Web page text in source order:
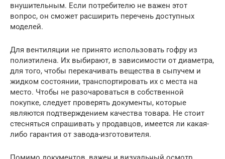
внушительным. Если потребителю не важен этот
вопрос, он сможет расширить перечень доступных
моделей.
Для вентиляции не принято использовать гофру из
полиэтилена. Их выбирают, в зависимости от диаметра,
для того, чтобы перекачивать вещества в сыпучем и
жидком состоянии, транспортировать их с места на
место. Чтобы не разочароваться в собственной
покупке, следует проверять документы, которые
являются подтверждением качества товара. Не стоит
стесняться спрашивать у продавцов, имеется ли какая-
либо гарантия от завода-изготовителя.